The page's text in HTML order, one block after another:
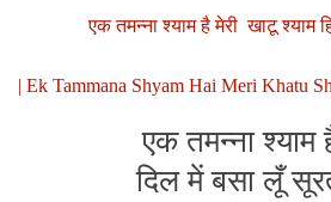
एक तमन्ना श्याम है मेरी खाटू श्याम
| Ek Tammana Shyam Hai Meri Khatu
एक तमन्ना श्याम
दिल में बसा लूँ